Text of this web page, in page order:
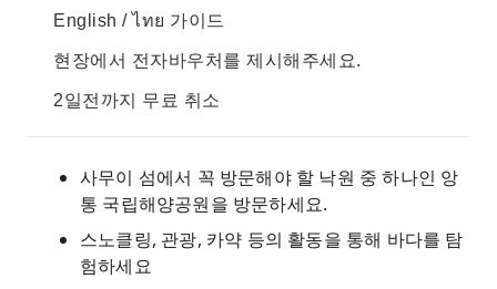
English / ไทย 가이드
현장에서 전자바우처를 제시해주세요.
2일전까지 무료 취소
사무이 섬에서 꼭 방문해야 할 낙원 중 하나인 앙
통 국립해양공원을 방문하세요.
스노클링, 관광, 카약 등의 활동을 통해 바다를 탐
험하세요